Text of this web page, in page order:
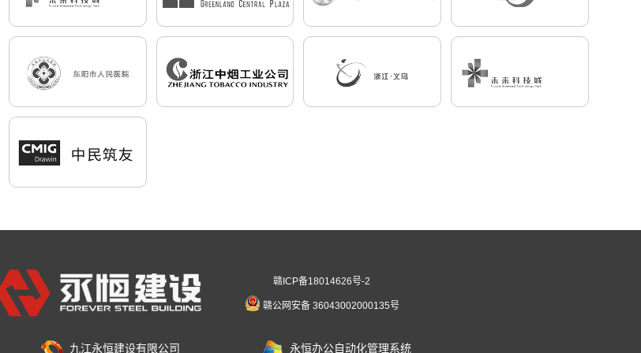
赣ICP备18014626号-2
赣公网安备 36043002000135号
九江永恒建设有限公司 永恒办公自动化管理系统